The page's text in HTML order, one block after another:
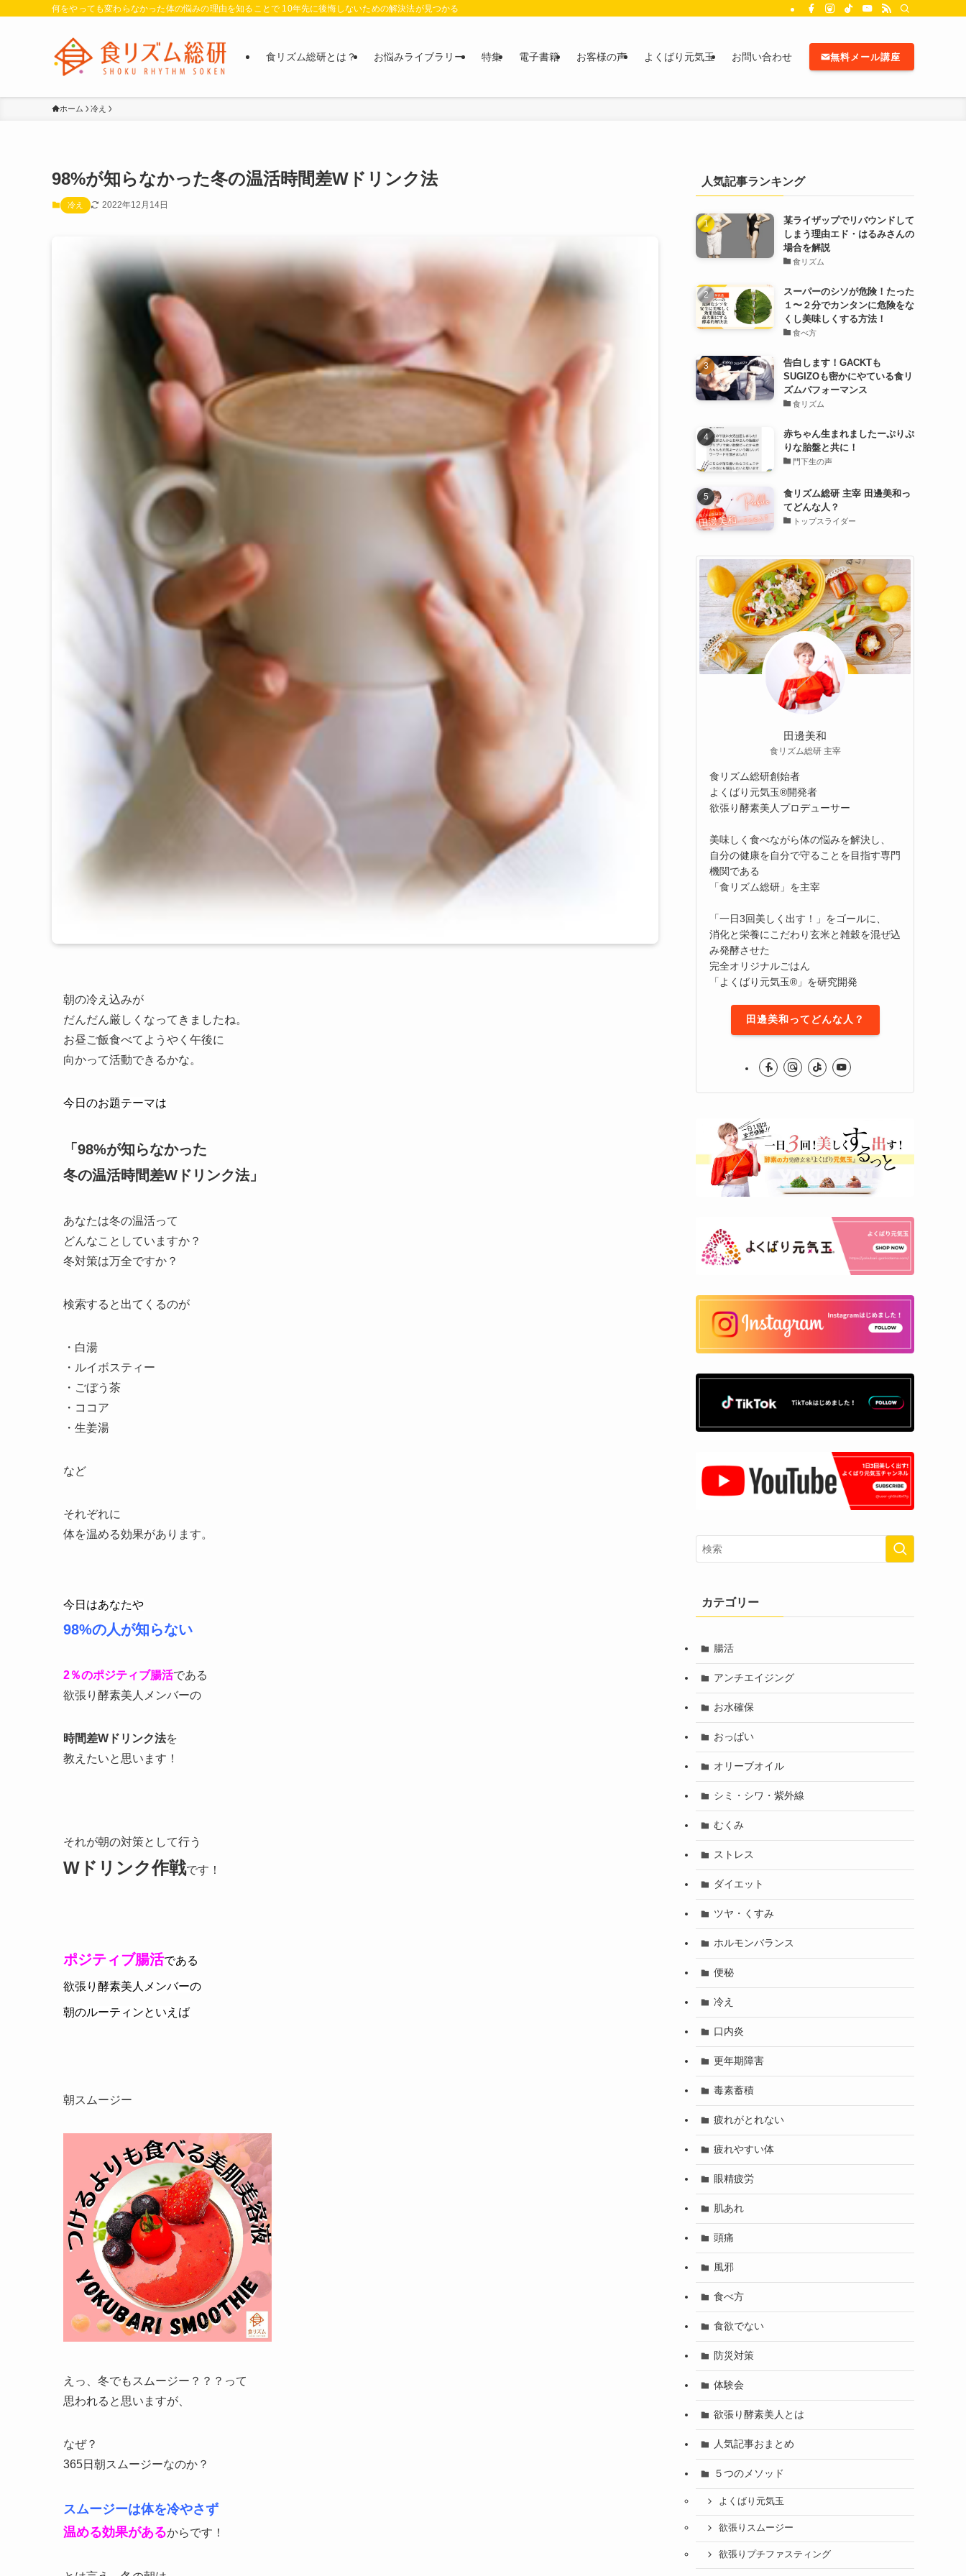
何をやっても変わらなかった体の悩みの理由を知ることで 10年先に後悔しないための解決法が見つかる
食リズム総研とは？ お悩みライブラリー 特集 電子書籍 お客様の声 よくばり元気玉 お問い合わせ 無料メール講座
ホーム 冷え
98%が知らなかった冬の温活時間差Wドリンク法
冷え 2022年12月14日
朝の冷え込みが
だんだん厳しくなってきましたね。
お昼ご飯食べてようやく午後に
向かって活動できるかな。
今日のお題テーマは
「98%が知らなかった
冬の温活時間差Wドリンク法」
あなたは冬の温活って
どんなことしていますか？
冬対策は万全ですか？
検索すると出てくるのが
・白湯
・ルイボスティー
・ごぼう茶
・ココア
・生姜湯
など
それぞれに
体を温める効果があります。
今日はあなたや
98%の人が知らない
2％のポジティブ腸活である
欲張り酵素美人メンバーの
時間差Wドリンク法を
教えたいと思います！
それが朝の対策として行う
Wドリンク作戦です！
ポジティブ腸活である
欲張り酵素美人メンバーの
朝のルーティンといえば
朝スムージー
えっ、冬でもスムージー？？？って
思われると思いますが、
なぜ？
365日朝スムージーなのか？
スムージーは体を冷やさず
温める効果があるからです！
人気記事ランキング
某ライザップでリバウンドして
しまう理由エド・はるみさんの
場合を解説
食リズム
スーパーのシソが危険！たった
１〜２分でカンタンに危険をな
くし美味しくする方法！
食べ方
告白します！GACKTも
SUGIZOも密かにやている食リ
ズムパフォーマンス
食リズム
赤ちゃん生まれましたーぷりぷ
りな胎盤と共に！
門下生の声
食リズム総研 主宰 田邊美和っ
てどんな人？
トップスライダー
田邊美和
食リズム総研 主宰
食リズム総研創始者
よくばり元気玉®開発者
欲張り酵素美人プロデューサー
美味しく食べながら体の悩みを解決し、
自分の健康を自分で守ることを目指す専門
機関である
「食リズム総研」を主宰
「一日3回美しく出す！」をゴールに、
消化と栄養にこだわり玄米と雑穀を混ぜ込
み発酵させた
完全オリジナルごはん
「よくばり元気玉®」を研究開発
田邊美和ってどんな人？
カテゴリー
腸活
アンチエイジング
お水確保
おっぱい
オリーブオイル
シミ・シワ・紫外線
むくみ
ストレス
ダイエット
ツヤ・くすみ
ホルモンバランス
便秘
冷え
口内炎
更年期障害
毒素蓄積
疲れがとれない
疲れやすい体
眼精疲労
肌あれ
頭痛
風邪
食べ方
食欲でない
防災対策
体験会
欲張り酵素美人とは
人気記事おまとめ
５つのメソッド
よくばり元気玉
欲張りスムージー
欲張りプチファスティング